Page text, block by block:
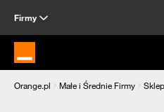
Firmy
Strona główna Orange.pl
Orange.pl Małe i Średnie Firmy Sklep